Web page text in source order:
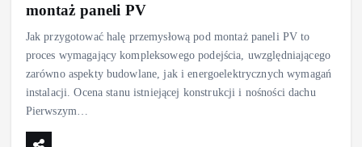
montaż paneli PV
Jak przygotować halę przemysłową pod montaż paneli PV to
proces wymagający kompleksowego podejścia, uwzględniającego
zarówno aspekty budowlane, jak i energoelektrycznych wymagań
instalacji. Ocena stanu istniejącej konstrukcji i nośności dachu
Pierwszym…